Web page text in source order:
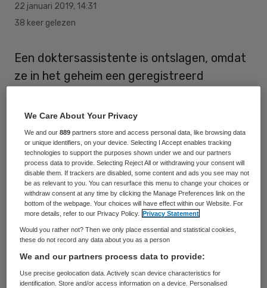
22 januari 2019, 14:31
38 keer gelezen
Een doktersassistente is ontslagen, omdat
ze in het geheim een geregistreerd
terminale patiënt. Ze werd als enige
erfgenaam in zijn testament opgenomen.
De kantonrechter in Bergen op Zoom heeft
dinsdag haar arbeidsovereenkomst met een
huisartsenpraktijk in Roosendaal
ontbonden.
De 54-jarige vrouw was betrokken bij een
begeleidde ze de 85-jarige man bij zijn
We Care About Your Privacy
We and our889 partners store and access personal data, like browsing data
or unique identifiers, on your device. Selecting I Accept enables tracking
technologies to support the purposes shown under we and our partners
process data to provide. Selecting Reject All or withdrawing your consent will
disable them. If trackers are disabled, some content and ads you see may not
be as relevant to you. You can resurface this menu to change your choices or
withdraw consent at any time by clicking the Manage Preferences link on the
bottom of the webpage. Your choices will have effect within our Website. For
more details, refer to our Privacy Policy.
Privacy Statement
Would you rather not? Then we only place essential and statistical cookies,
these do not record any data about you as a person
We and our partners process data to provide:
Use precise geolocation data. Actively scan device characteristics for
identification. Store and/or access information on a device. Personalised